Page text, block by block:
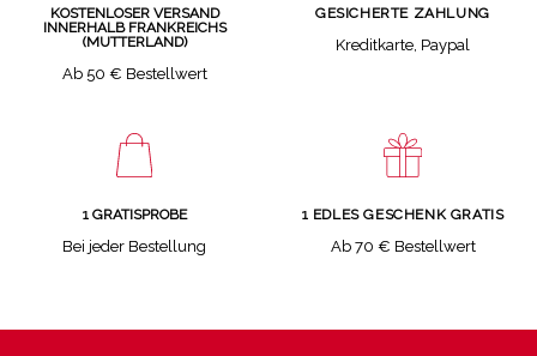
KOSTENLOSER VERSAND
INNERHALB FRANKREICHS
(MUTTERLAND)
Ab 50 € Bestellwert
GESICHERTE ZAHLUNG
Kreditkarte, Paypal
1 GRATISPROBE
Bei jeder Bestellung
1 EDLES GESCHENK GRATIS
Ab 70 € Bestellwert